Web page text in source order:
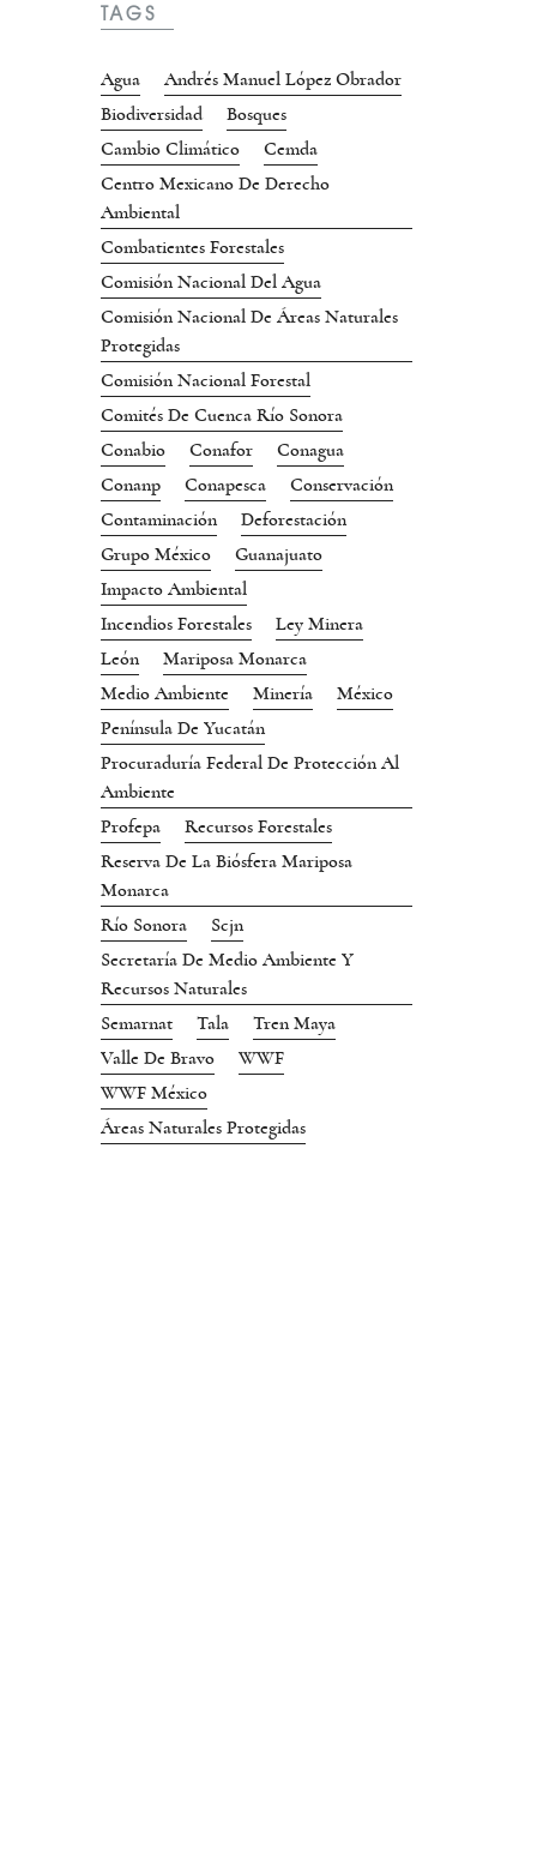
TAGS
Agua
Andrés Manuel López Obrador
Biodiversidad
Bosques
Cambio Climático
Cemda
Centro Mexicano De Derecho
Ambiental
Combatientes Forestales
Comisión Nacional Del Agua
Comisión Nacional De Áreas Naturales
Protegidas
Comisión Nacional Forestal
Comités De Cuenca Río Sonora
Conabio
Conafor
Conagua
Conanp
Conapesca
Conservación
Contaminación
Deforestación
Grupo México
Guanajuato
Impacto Ambiental
Incendios Forestales
Ley Minera
León
Mariposa Monarca
Medio Ambiente
Minería
México
Península De Yucatán
Procuraduría Federal De Protección Al
Ambiente
Profepa
Recursos Forestales
Reserva De La Biósfera Mariposa
Monarca
Río Sonora
Scjn
Secretaría De Medio Ambiente Y
Recursos Naturales
Semarnat
Tala
Tren Maya
Valle De Bravo
WWF
WWF México
Áreas Naturales Protegidas